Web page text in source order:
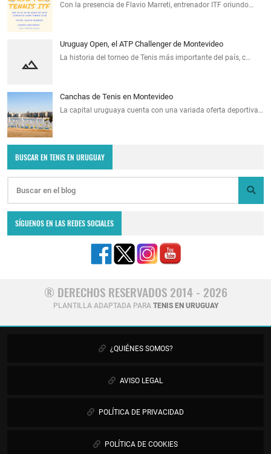
Con la presencia de Flavio Marreti, entrenador ITF oriundo…
Uruguay Open, el ATP Challenger de Montevideo
La historia del torneo de Tenis más importante del país, c…
Canchas de Tenis en Montevideo
La capital uruguaya cuenta con una variada oferta deportiva…
BUSCAR EN TENIS EN URUGUAY
SÍGUENOS EN LAS REDES SOCIALES
® DERECHOS RESERVADOS 2014 - 2026
PLANTILLA ADAPTADA PARA TENIS EN URUGUAY
¿QUIÉNES SOMOS?
AVISO LEGAL
POLÍTICA DE PRIVACIDAD
POLÍTICA DE COOKIES